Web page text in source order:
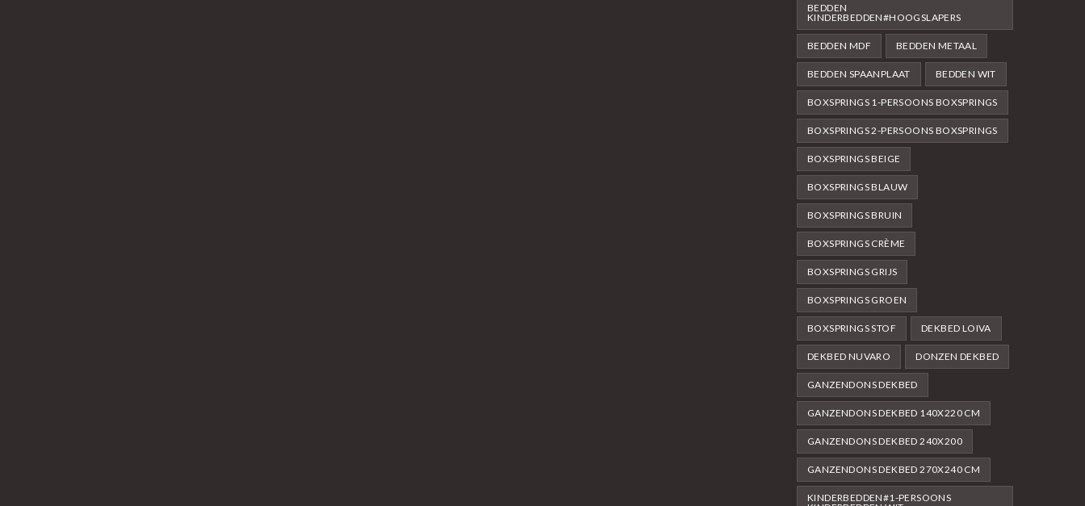
BEDDEN
KINDERBEDDEN#HOOGSLAPERS
BEDDEN MDF BEDDEN METAAL
BEDDEN SPAANPLAAT BEDDEN WIT
BOXSPRINGS 1-PERSOONS BOXSPRINGS
BOXSPRINGS 2-PERSOONS BOXSPRINGS
BOXSPRINGS BEIGE
BOXSPRINGS BLAUW
BOXSPRINGS BRUIN
BOXSPRINGS CRÈME
BOXSPRINGS GRIJS
BOXSPRINGS GROEN
BOXSPRINGS STOF DEKBED LOIVA
DEKBED NUVARO DONZEN DEKBED
GANZENDONS DEKBED
GANZENDONS DEKBED 140X220 CM
GANZENDONS DEKBED 240X200
GANZENDONS DEKBED 270X240 CM
KINDERBEDDEN#1-PERSOONS